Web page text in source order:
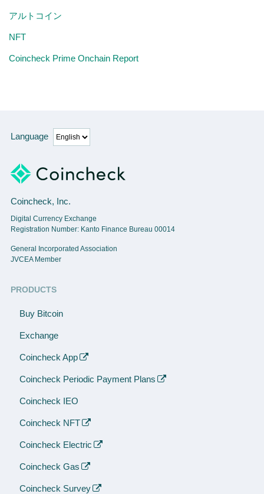
アルトコイン
NFT
Coincheck Prime Onchain Report
Language
Coincheck, Inc.
Digital Currency Exchange
Registration Number: Kanto Finance Bureau 00014
General Incorporated Association
JVCEA Member
PRODUCTS
Buy Bitcoin
Exchange
Coincheck App
Coincheck Periodic Payment Plans
Coincheck IEO
Coincheck NFT
Coincheck Electric
Coincheck Gas
Coincheck Survey